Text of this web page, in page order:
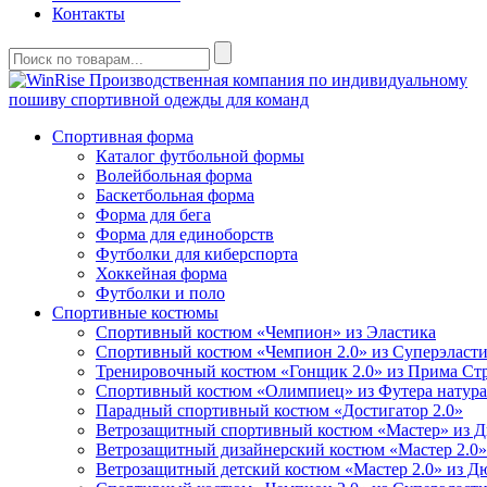
Контакты
Производственная компания по индивидуальному
пошиву спортивной одежды для команд
Спортивная форма
Каталог футбольной формы
Волейбольная форма
Баскетбольная форма
Форма для бега
Форма для единоборств
Футболки для киберспорта
Хоккейная форма
Футболки и поло
Спортивные костюмы
Спортивный костюм «Чемпион» из Эластика
Спортивный костюм «Чемпион 2.0» из
Тренировочный костюм «Гонщик 2.0» из Прима
Спортивный костюм «Олимпиец» из Футера
Парадный спортивный костюм «Достигатор 2.0»
Ветрозащитный спортивный костюм «Мастер» из
Ветрозащитный дизайнерский костюм «Мастер
Ветрозащитный детский костюм «Мастер 2.0» из